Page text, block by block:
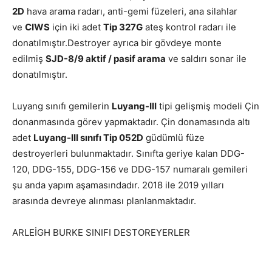
2D hava arama radarı, anti-gemi füzeleri, ana silahlar
ve CIWS için iki adet Tip 327G ateş kontrol radarı ile
donatılmıştır.Destroyer ayrıca bir gövdeye monte
edilmiş SJD-8/9 aktif / pasif arama ve saldırı sonar ile
donatılmıştır.
Luyang sınıfı gemilerin Luyang-III tipi gelişmiş modeli Çin
donanmasında görev yapmaktadır. Çin donamasında altı
adet Luyang-III sınıfı Tip 052D güdümlü füze
destroyerleri bulunmaktadır. Sınıfta geriye kalan DDG-
120, DDG-155, DDG-156 ve DDG-157 numaralı gemileri
şu anda yapım aşamasındadır. 2018 ile 2019 yılları
arasında devreye alınması planlanmaktadır.
ARLEİGH BURKE SINIFI DESTOREYERLER